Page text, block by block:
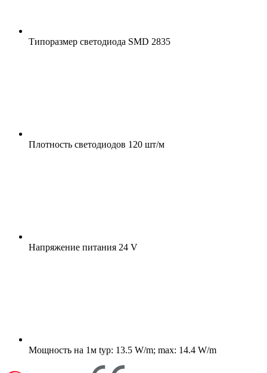
Типоразмер светодиода SMD 2835
Плотность светодиодов 120 шт/м
Напряжение питания 24 V
Мощность на 1м typ: 13.5 W/m; max: 14.4 W/m